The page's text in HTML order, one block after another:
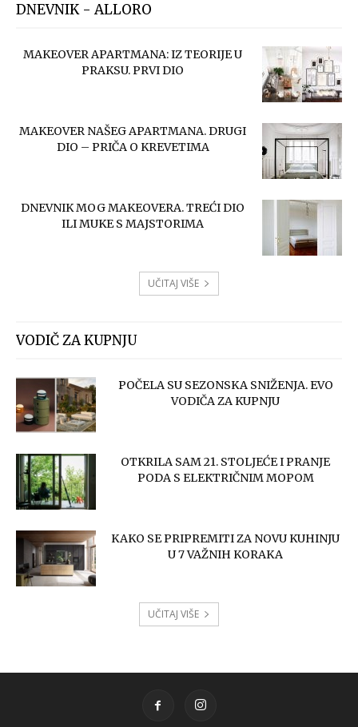
DNEVNIK - ALLORO
MAKEOVER APARTMANA: IZ TEORIJE U
PRAKSU. PRVI DIO
MAKEOVER NAŠEG APARTMANA. DRUGI
DIO – PRIČA O KREVETIMA
DNEVNIK MOG MAKEOVERA. TREĆI DIO
ILI MUKE S MAJSTORIMA
UČITAJ VIŠE
VODIČ ZA KUPNJU
POČELA SU SEZONSKA SNIŽENJA. EVO
VODIČA ZA KUPNJU
OTKRILA SAM 21. STOLJEĆE I PRANJE
PODA S ELEKTRIČNIM MOPOM
KAKO SE PRIPREMITI ZA NOVU KUHINJU
U 7 VAŽNIH KORAKA
UČITAJ VIŠE